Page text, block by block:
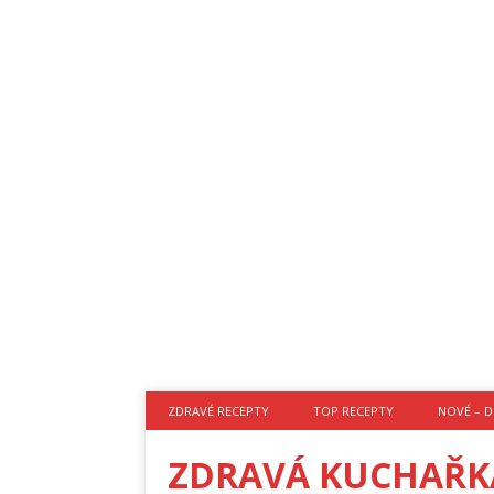
ZDRAVÉ RECEPTY TOP RECEPTY NOVÉ –
ZDRAVÁ